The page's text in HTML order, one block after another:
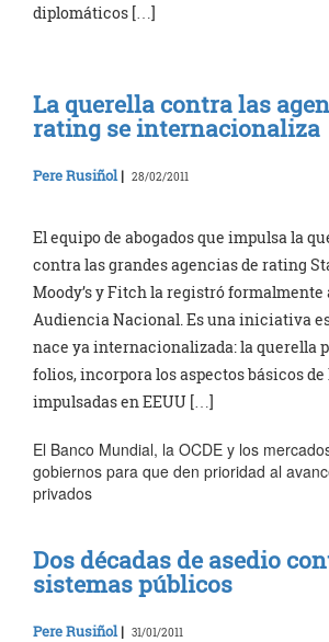
diplomáticos […]
La querella contra las
rating se internacionaliza
Pere Rusiñol | 28/02/2011
El equipo de abogados que impulsa la
contra las grandes agencias de rating
Moody’s y Fitch la registró formalmente
Audiencia Nacional. Es una iniciativa
nace ya internacionalizada: la querella
folios, incorpora los aspectos básicos
impulsadas en EEUU […]
El Banco Mundial, la OCDE y los
gobiernos para que den prioridad al
privados
Dos décadas de asedio
sistemas públicos
Pere Rusiñol | 31/01/2011